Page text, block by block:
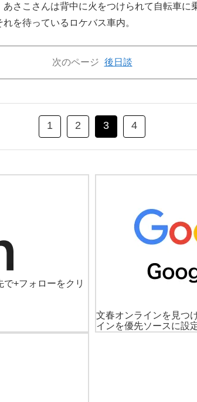
あさこさんは背中に火をつけられて自転車に
を待っているロケバス車内。
次のページ 後日談
1 2 3 4
で+フォローをクリ
文春オンラインを見つ
インを優先ソースに設